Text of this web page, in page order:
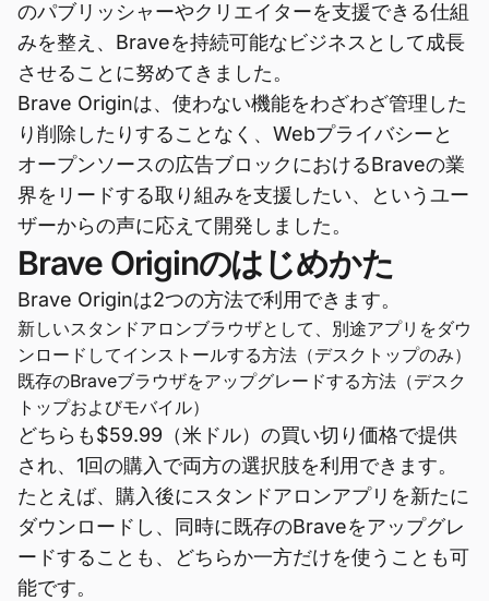
のパブリッシャーやクリエイターを支援できる仕組
みを整え、Braveを持続可能なビジネスとして成長
させることに努めてきました。
Brave Originは、使わない機能をわざわざ管理した
り削除したりすることなく、Webプライバシーと
オープンソースの広告ブロックにおけるBraveの業
界をリードする取り組みを支援したい、というユー
ザーからの声に応えて開発しました。
Brave Originのはじめかた
Brave Originは2つの方法で利用できます。
新しいスタンドアロンブラウザとして、別途アプリをダウ
ンロードしてインストールする方法（デスクトップのみ）
既存のBraveブラウザをアップグレードする方法（デスク
トップおよびモバイル）
どちらも$59.99（米ドル）の買い切り価格で提供
され、1回の購入で両方の選択肢を利用できます。
たとえば、購入後にスタンドアロンアプリを新たに
ダウンロードし、同時に既存のBraveをアップグレ
ードすることも、どちらか一方だけを使うことも可
能です。